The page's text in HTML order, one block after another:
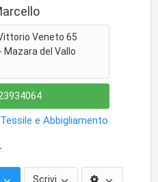
Veneto 65
- Mazara del Vallo
Tessile e Abbigliamento
Scrivi